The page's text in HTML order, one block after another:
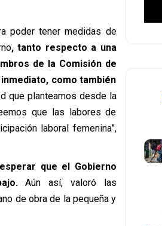
poder tener medidas de
, tanto respecto a una
de la Comisión de
como también
que planteamos desde la
que las labores de
laboral femenina”,
que el Gobierno
Aún así, valoró las
de obra de la pequeña y